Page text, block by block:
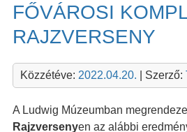
FŐVÁROSI
RAJZVERSENY
Közzétéve: 2022.04.20. | Szerző:
A Ludwig Múzeumban
Rajzversenyen az alábbi